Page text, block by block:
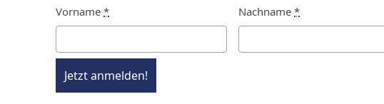
Vorname * Nachname *
Jetzt anmelden!